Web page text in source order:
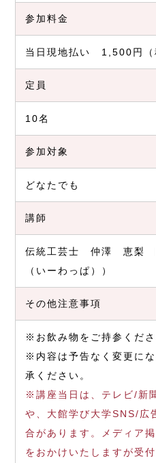
参加料金
当日現地払い 1,500円
定員
10名
参加対象
どなたでも
講師
伝統工芸士 仲澤 恵梨
（いーわっぱ））
その他注意事項
※お飲み物をご持参くださ
※内容は予告なく変更に
承ください。
※講座当日は、テレビ/新
や、大館学び大学SNS/広
合があります。メディア
をおかけいたしますが受